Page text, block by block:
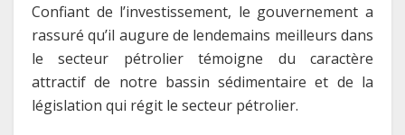
Confiant de l’investissement, le gouvernement a
rassuré qu’il augure de lendemains meilleurs dans
le secteur pétrolier témoigne du caractère
attractif de notre bassin sédimentaire et de la
législation qui régit le secteur pétrolier.